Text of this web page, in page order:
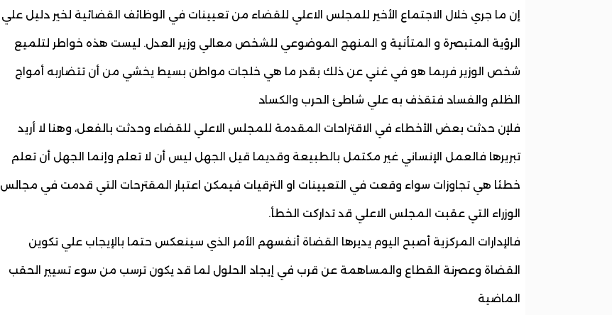
إن ما جري خلال الاجتماع الأخير للمجلس الاعلي للقضاء من تعيينات في الوظائف القضائية لخير دليل علي
الرؤية المتبصرة و المتأنية و المنهج الموضوعي للشخص معالي وزير العدل. ليست هذه خواطر لتلميع
شخص الوزير فربما هو في غني عن ذلك بقدر ما هي خلجات مواطن بسيط يخشي من أن تتضاربه أمواج
الظلم والفساد فتقذف به علي شاطئ الحرب والكساد
فلإن حدثت بعض الأخطاء في الاقتراحات المقدمة للمجلس الاعلي للقضاء وحدثت بالفعل، وهنا لا أريد
تبريرها فالعمل الإنساني غير مكتمل بالطبيعة وقديما قيل الجهل ليس أن لا تعلم وإنما الجهل أن تعلم
خطئا هي تجاوزات سواء وقعت في التعيينات او الترقيات فيمكن اعتبار المقترحات التي قدمت في مجالس
الوزراء التي عقبت المجلس الاعلي قد تداركت الخطأ.
فالإدارات المركزية أصبح اليوم يديرها القضاة أنفسهم الأمر الذي سينعكس حتما بالإيجاب علي تكوين
القضاة وعصرنة القطاع والمساهمة عن قرب في إيجاد الحلول لما قد يكون ترسب من سوء تسيير الحقب
الماضية